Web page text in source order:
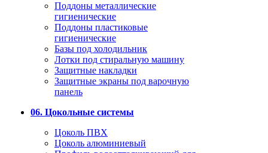
Поддоны металлические
гигиенические
Поддоны пластиковые
гигиенические
Базы под холодильник
Лотки под стиральную машину
Защитные накладки
Защитные экраны под варочную
панель
06. Цокольные системы
Цоколь ПВХ
Цоколь алюминиевый